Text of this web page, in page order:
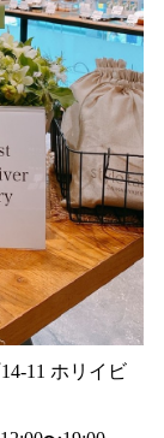
11 ホリイビ